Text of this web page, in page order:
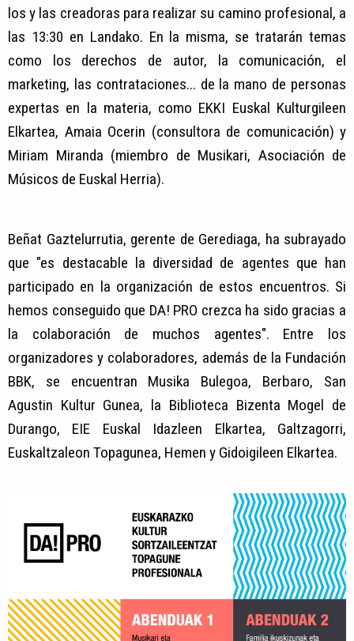
los y las creadoras para realizar su camino profesional, a
las 13:30 en Landako. En la misma, se tratarán temas
como los derechos de autor, la comunicación, el
marketing, las contrataciones... de la mano de personas
expertas en la materia, como EKKI Euskal Kulturgileen
Elkartea, Amaia Ocerin (consultora de comunicación) y
Miriam Miranda (miembro de Musikari, Asociación de
Músicos de Euskal Herria).
Beñat Gaztelurrutia, gerente de Gerediaga, ha subrayado
que "es destacable la diversidad de agentes que han
participado en la organización de estos encuentros. Si
hemos conseguido que DA! PRO crezca ha sido gracias a
la colaboración de muchos agentes". Entre los
organizadores y colaboradores, además de la Fundación
BBK, se encuentran Musika Bulegoa, Berbaro, San
Agustin Kultur Gunea, la Biblioteca Bizenta Mogel de
Durango, EIE Euskal Idazleen Elkartea, Galtzagorri,
Euskaltzaleon Topagunea, Hemen y Gidoigileen Elkartea.